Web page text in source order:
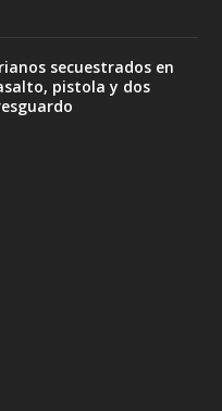
secuestrados en
pistola y dos